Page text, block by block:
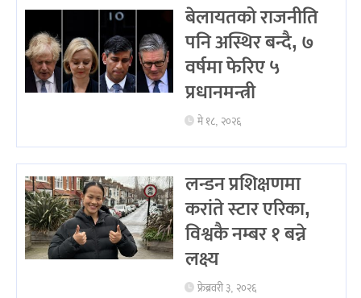
बेलायतको राजनीति
पनि अस्थिर बन्दै, ७
वर्षमा फेरिए ५
प्रधानमन्त्री
मे १८, २०२६
लन्डन प्रशिक्षणमा
करांते स्टार एरिका,
विश्वकै नम्बर १ बन्ने
लक्ष्य
फ्रेब्रवरी ३, २०२६